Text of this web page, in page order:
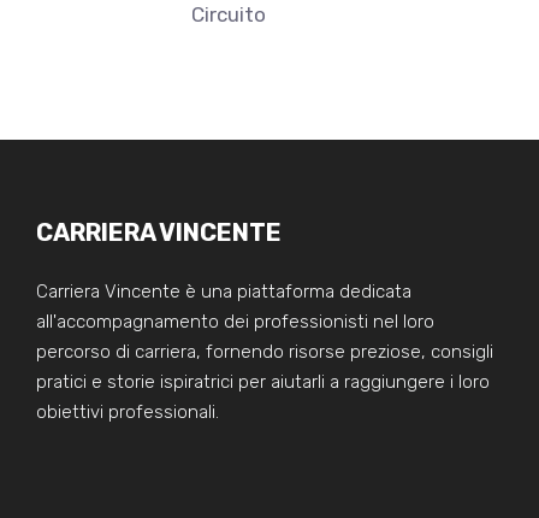
Circuito
CARRIERA VINCENTE
Carriera Vincente è una piattaforma dedicata
all'accompagnamento dei professionisti nel loro
percorso di carriera, fornendo risorse preziose, consigli
pratici e storie ispiratrici per aiutarli a raggiungere i loro
obiettivi professionali.